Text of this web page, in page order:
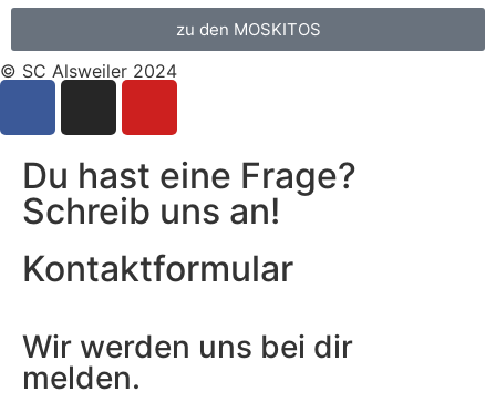
zu den MOSKITOS
© SC Alsweiler 2024
Du hast eine Frage?
Schreib uns an!
Kontaktformular
Wir werden uns bei dir
melden.